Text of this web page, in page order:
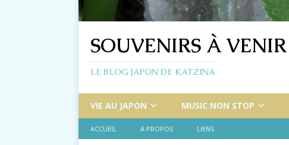
SOUVENIRS À VENIR
LE BLOG JAPON DE KATZINA
VIE AU JAPON MUSIC NON STOP
ACCUEIL A PROPOS LIENS